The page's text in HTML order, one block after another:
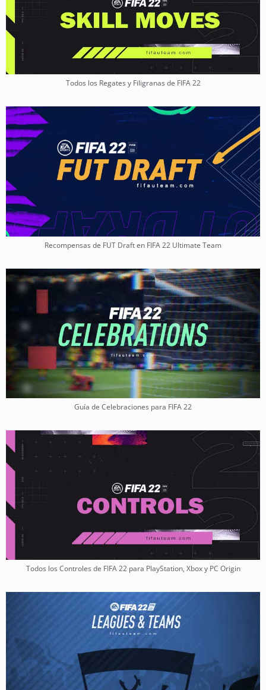
Todos los Regates y Filigranas de FIFA 22
Recompensas de FUT Draft en FIFA 22 Ultimate Team
Guía de Celebraciones para FIFA 22
Todos los Controles de FIFA 22 para PlayStation, Xbox y PC Origin